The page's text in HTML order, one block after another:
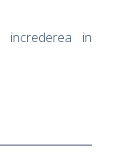
increderea in